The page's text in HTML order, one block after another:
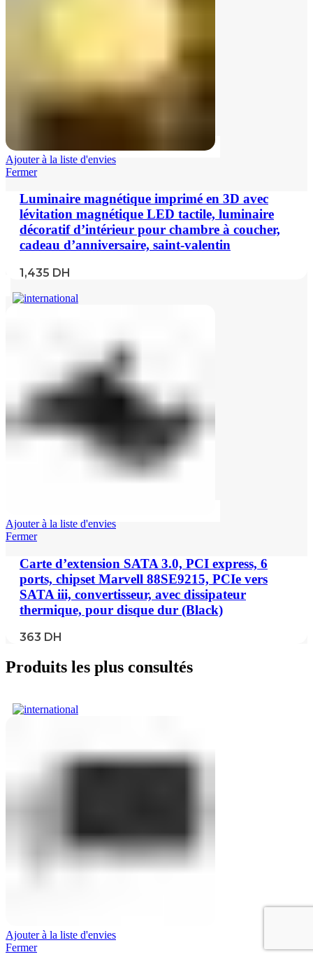
Ajouter à la liste d'envies
Fermer
Luminaire magnétique imprimé en 3D avec
lévitation magnétique LED tactile, luminaire
décoratif d’intérieur pour chambre à coucher,
cadeau d’anniversaire, saint-valentin
1,435 DH
Ajouter à la liste d'envies
Fermer
Carte d’extension SATA 3.0, PCI express, 6
ports, chipset Marvell 88SE9215, PCIe vers
SATA iii, convertisseur, avec dissipateur
thermique, pour disque dur (Black)
363 DH
Produits les plus consultés
Ajouter à la liste d'envies
Fermer